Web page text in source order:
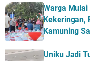
Warga
Kekeringan,
Kamuning
Uniku Jadi